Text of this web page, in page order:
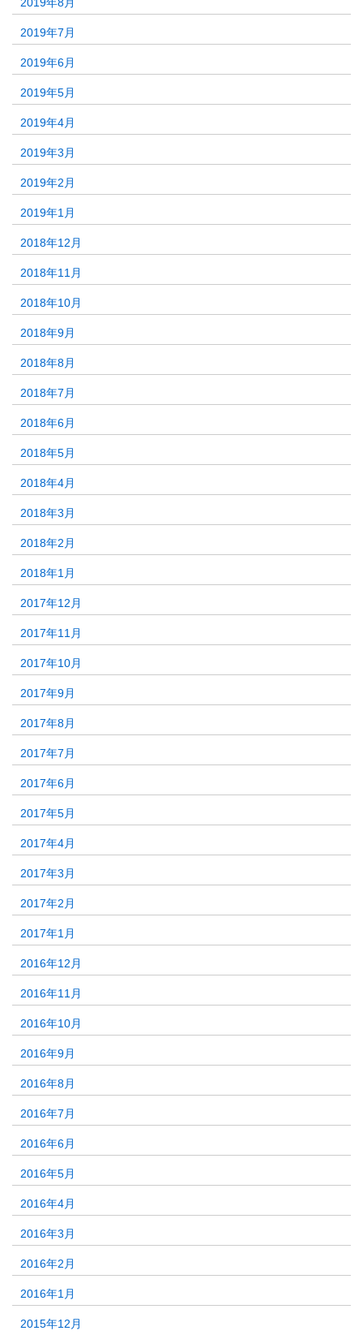
2019年8月
2019年7月
2019年6月
2019年5月
2019年4月
2019年3月
2019年2月
2019年1月
2018年12月
2018年11月
2018年10月
2018年9月
2018年8月
2018年7月
2018年6月
2018年5月
2018年4月
2018年3月
2018年2月
2018年1月
2017年12月
2017年11月
2017年10月
2017年9月
2017年8月
2017年7月
2017年6月
2017年5月
2017年4月
2017年3月
2017年2月
2017年1月
2016年12月
2016年11月
2016年10月
2016年9月
2016年8月
2016年7月
2016年6月
2016年5月
2016年4月
2016年3月
2016年2月
2016年1月
2015年12月